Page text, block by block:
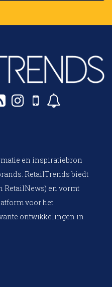
en inspiratiebron
RetailTrends biedt
RetailNews) en vormt
voor het
ontwikkelingen in